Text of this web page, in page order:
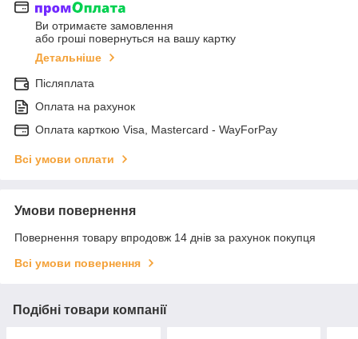
Ви отримаєте замовлення
або гроші повернуться на вашу картку
Детальніше
Післяплата
Оплата на рахунок
Оплата карткою Visa, Mastercard - WayForPay
Всі умови оплати
Умови повернення
Повернення товару впродовж 14 днів за рахунок покупця
Всі умови повернення
Подібні товари компанії